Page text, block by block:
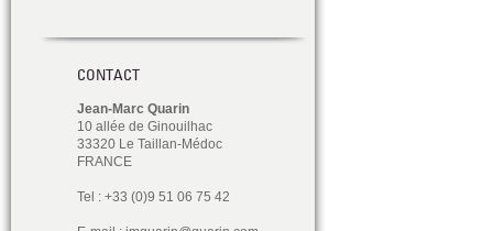
CONTACT
Jean-Marc Quarin
10 allée de Ginouilhac
33320 Le Taillan-Médoc
FRANCE
Tel : +33 (0)9 51 06 75 42